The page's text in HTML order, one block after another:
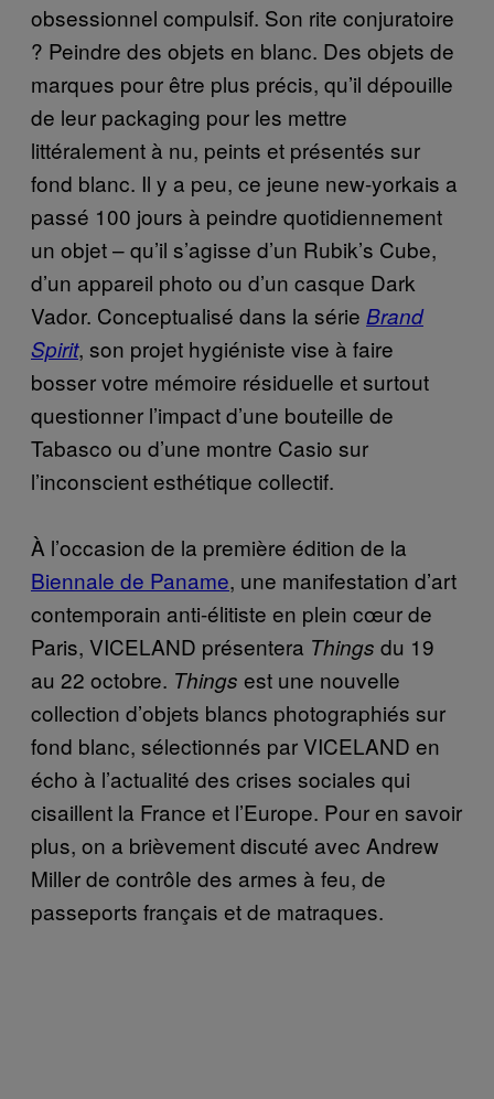
obsessionnel compulsif. Son rite conjuratoire
? Peindre des objets en blanc. Des objets de
marques pour être plus précis, qu’il dépouille
de leur packaging pour les mettre
littéralement à nu, peints et présentés sur
fond blanc. Il y a peu, ce jeune new-yorkais a
passé 100 jours à peindre quotidiennement
un objet – qu’il s’agisse d’un Rubik’s Cube,
d’un appareil photo ou d’un casque Dark
Vador. Conceptualisé dans la série Brand
Spirit, son projet hygiéniste vise à faire
bosser votre mémoire résiduelle et surtout
questionner l’impact d’une bouteille de
Tabasco ou d’une montre Casio sur
l’inconscient esthétique collectif.
À l’occasion de la première édition de la
Biennale de Paname, une manifestation d’art
contemporain anti-élitiste en plein cœur de
Paris, VICELAND présentera Things du 19
au 22 octobre. Things est une nouvelle
collection d’objets blancs photographiés sur
fond blanc, sélectionnés par VICELAND en
écho à l’actualité des crises sociales qui
cisaillent la France et l’Europe. Pour en savoir
plus, on a brièvement discuté avec Andrew
Miller de contrôle des armes à feu, de
passeports français et de matraques.